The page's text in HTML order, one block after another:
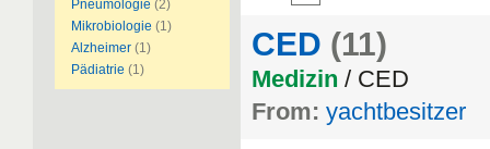
Pneumologie (2)
Mikrobiologie (1)
Alzheimer (1)
Pädiatrie (1)
CED (11)
Medizin / CED
From: yachtbesitzer